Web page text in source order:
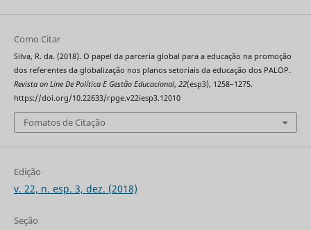
Como Citar
Silva, R. da. (2018). O papel da parceria global para a educação na promoção
dos referentes da globalização nos planos setoriais da educação dos PALOP.
Revista on Line De Política E Gestão Educacional, 22(esp3), 1258–1275.
https://doi.org/10.22633/rpge.v22iesp3.12010
Fomatos de Citação
Edição
v. 22, n. esp. 3, dez. (2018)
Seção